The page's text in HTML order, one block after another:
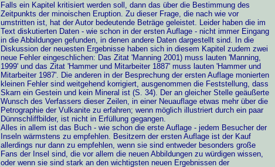
Falls ein Kapitel kritisiert werden soll, dann das über die Bestimmung des
Zeitpunkts der minoischen Eruption. Zu dieser Frage, die nach wie vor
umstritten ist, hat der Autor bedeutende Beträge geleistet. Leider haben die im
Text diskutierten Daten - wie schon in der ersten Auflage - nicht immer Eingang
in die Abbildungen gefunden, in denen andere Daten dargestellt sind. In die
Diskussion der neuesten Ergebnisse haben sich in diesem Kapitel zudem zwei
neue Fehler eingeschlichen: Das Zitat 'Manning 2001) muss lauten 'Manning,
1999' und das Zitat 'Hammer und Mitarbeiter 1887' muss lauten 'Hammer und
Mitarbeiter 1987'. Die anderen in der Besprechung der ersten Auflage monierten
kleinen Fehler sind weitgehend korrigiert, ausgenommen die Feststellung, dass
Skarn ein Gestein und kein Mineral ist (S. 34). Der an gleicher Stelle geäußerte
Wunsch des Verfassers dieser Zeilen, in einer Neuauflage etwas mehr über die
Petrographie der Vulkanite zu erfahren; wenn möglich illustriert durch ein paar
Dünnschliffbilder, ist nicht in Erfüllung gegangen.
Alles in allem ist das Buch - wie schon die erste Auflage - jedem Besucher der
Inseln wärmstens zu empfehlen. Besitzern der ersten Auflage ist der Kauf
allerdings nur dann zu empfehlen, wenn sie sind entweder besonders große
Fans der Insel sind, die vor allem die neuen Abbildungen zu würdigen wissen,
oder wenn sie sind stark an den wichtigsten neuen Ergebnissen der